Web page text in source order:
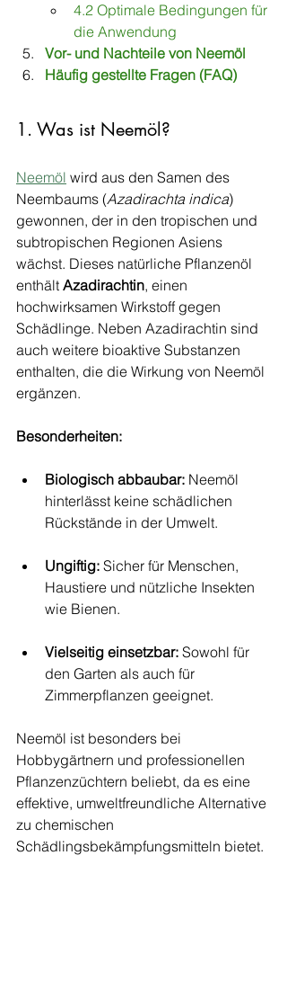
4.2 Optimale Bedingungen für
die Anwendung
Vor- und Nachteile von Neemöl
Häufig gestellte Fragen (FAQ)
1. Was ist Neemöl?
Neemöl wird aus den Samen des
Neembaums (Azadirachta indica)
gewonnen, der in den tropischen und
subtropischen Regionen Asiens
wächst. Dieses natürliche Pflanzenöl
enthält Azadirachtin, einen
hochwirksamen Wirkstoff gegen
Schädlinge. Neben Azadirachtin sind
auch weitere bioaktive Substanzen
enthalten, die die Wirkung von Neemöl
ergänzen.
Besonderheiten:
Biologisch abbaubar: Neemöl
hinterlässt keine schädlichen
Rückstände in der Umwelt.
Ungiftig: Sicher für Menschen,
Haustiere und nützliche Insekten
wie Bienen.
Vielseitig einsetzbar: Sowohl für
den Garten als auch für
Zimmerpflanzen geeignet.
Neemöl ist besonders bei
Hobbygärtnern und professionellen
Pflanzenzüchtern beliebt, da es eine
effektive, umweltfreundliche Alternative
zu chemischen
Schädlingsbekämpfungsmitteln bietet.